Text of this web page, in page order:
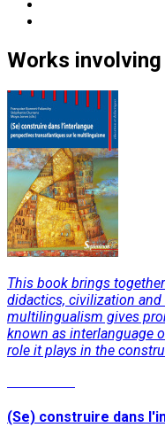
Works involving
This book brings
didactics, civilization
multilingualism gives
known as interlanguage
role it plays in the
(Se) construire dans